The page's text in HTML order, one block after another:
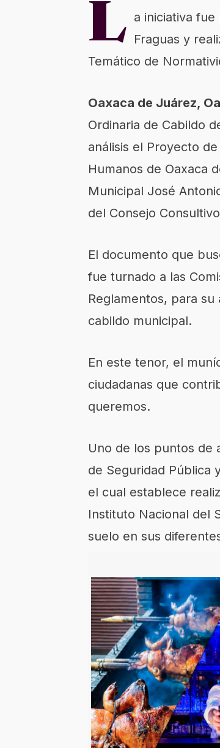
L a iniciativa
Fraguas y
Temático de
Oaxaca de Juárez,
Ordinaria de Cabildo
análisis el Proyecto
Humanos de Oaxaca
Municipal José
del Consejo
El documento que
fue turnado a las
Reglamentos, para
cabildo municipal.
En este tenor, el
ciudadanas que
queremos.
Uno de los puntos de
de Seguridad Pública
el cual establece
Instituto Nacional del
suelo en sus